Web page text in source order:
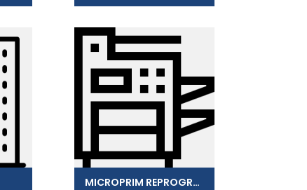
MICROPRIM REPROGRAPHIE